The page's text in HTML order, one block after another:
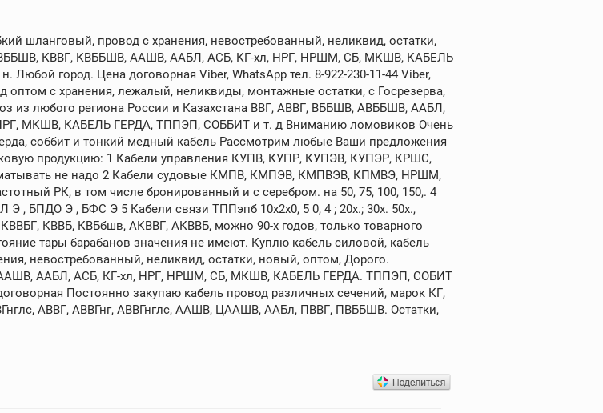
шланговый, провод с хранения, невостребованный, неликвид, остатки,
КВВГ, КВББШВ, ААШВ, ААБЛ, АСБ, КГ-хл, НРГ, НРШМ, СБ, МКШВ, КАБЕЛЬ
город. Цена договорная Viber, WhatsApp тел. 8-922-230-11-44 Viber,
оптом с хранения, лежалый, неликвиды, монтажные остатки, с Госрезерва,
из любого региона России и Казахстана ВВГ, АВВГ, ВББШВ, АВББШВ, ААБЛ,
МКШВ, КАБЕЛЬ ГЕРДА, ТППЭП, СОББИТ и т. д Вниманию ломовиков Очень
соббит и тонкий медный кабель Рассмотрим любые Ваши предложения
продукцию: 1 Кабели управления КУПВ, КУПР, КУПЭВ, КУПЭР, КРШС,
не надо 2 Кабели судовые КМПВ, КМПЭВ, КМПВЭВ, КПМВЭ, НРШМ,
РК, в том числе бронированный и с серебром. на 50, 75, 100, 150,. 4
Э , БФС Э 5 Кабели связи ТППэпб 10х2х0, 5 0, 4 ; 20х.; 30х. 50х.,
КВВБ, КВБбшв, АКВВГ, АКВВБ, можно 90-х годов, только товарного
тары барабанов значения не имеют. Куплю кабель силовой, кабель
невостребованный, неликвид, остатки, новый, оптом, Дорого.
ААБЛ, АСБ, КГ-хл, НРГ, НРШМ, СБ, МКШВ, КАБЕЛЬ ГЕРДА. ТППЭП, СОБИТ
Постоянно закупаю кабель провод различных сечений, марок КГ,
АВВГ, АВВГнг, АВВГнглс, ААШВ, ЦААШВ, ААБл, ПВВГ, ПВББШВ. Остатки,